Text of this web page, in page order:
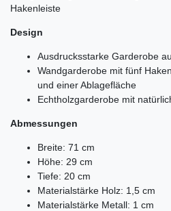
Hakenleiste
Design
Ausdrucksstarke Garderobe
Wandgarderobe mit fünf
und einer Ablagefläche
Echtholzgarderobe mit
Abmessungen
Breite: 71 cm
Höhe: 29 cm
Tiefe: 20 cm
Materialstärke Holz: 1,5 cm
Materialstärke Metall: 1 cm